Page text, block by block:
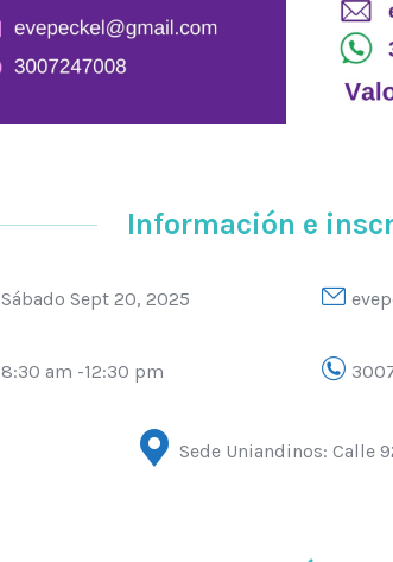
Información e
Sábado Sept 20, 2025
8:30 am -12:30 pm
Sede Uniandinos: Calle